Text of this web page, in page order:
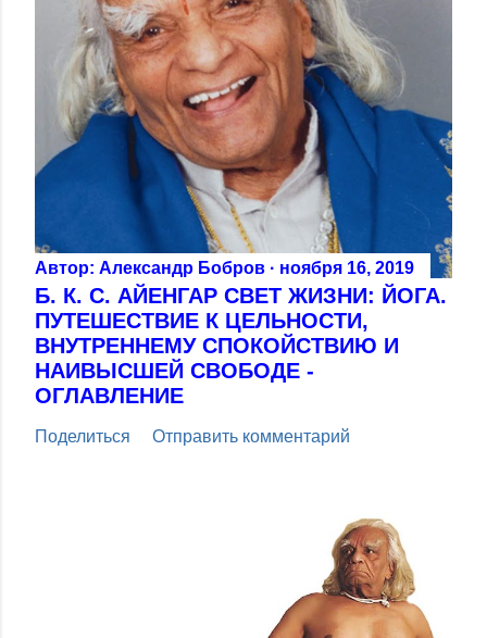
Автор: Александр Бобров ноября 16, 2019
Б. К. С. АЙЕНГАР СВЕТ ЖИЗНИ: ЙОГА.
ПУТЕШЕСТВИЕ К ЦЕЛЬНОСТИ,
ВНУТРЕННЕМУ СПОКОЙСТВИЮ И
НАИВЫСШЕЙ СВОБОДЕ -
ОГЛАВЛЕНИЕ
Поделиться Отправить комментарий